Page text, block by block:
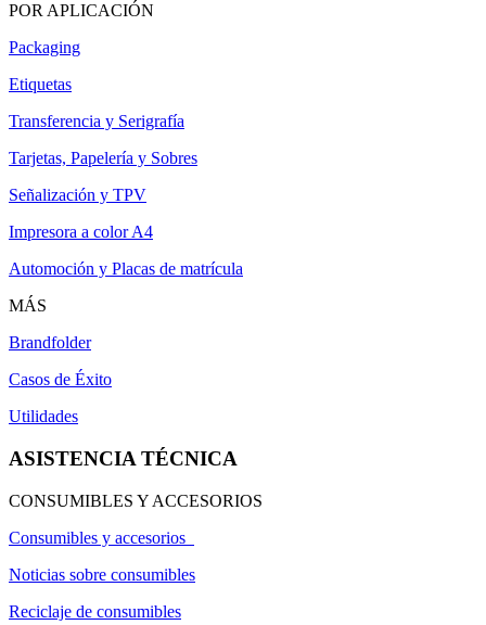
POR APLICACIÓN
Packaging
Etiquetas
Transferencia y Serigrafía
Tarjetas, Papelería y Sobres
Señalización y TPV
Impresora a color A4
Automoción y Placas de matrícula
MÁS
Brandfolder
Casos de Éxito
Utilidades
ASISTENCIA TÉCNICA
CONSUMIBLES Y ACCESORIOS
Consumibles y accesorios
Noticias sobre consumibles
Reciclaje de consumibles